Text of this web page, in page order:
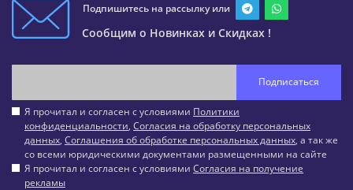
Подпишитесь на рассылку или
Сообщим о Новинках и Скидках !
Подписаться
Я прочитал и согласен с условиями Политики
конфиденциальности, Согласия на обработку персональных
данных, Соглашения об обработке персональных данных, а так же
со всеми юридическими документами размещенными на сайте
Я прочитал и согласен с условиями Согласия на получение
рекламы